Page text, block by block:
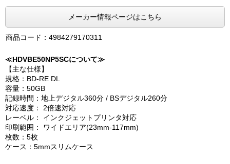
メーカー情報ページはこちら
商品コード：4984279170311
≪HDVBE50NP5SCについて≫
【主な仕様】
規格：BD-RE DL
容量：50GB
記録時間：地上デジタル360分 / BSデジタル260分
対応速度： 2倍速対応
レーベル： インクジェットプリンタ対応
印刷範囲： ワイドエリア(23mm-117mm)
枚数：5枚
ケース：5mmスリムケース